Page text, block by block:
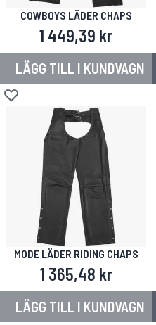
COWBOYS LÄDER CHAPS
1 449,39 kr
LÄGG TILL I KUNDVAGN
Lägg till i önskelista
MODE LÄDER RIDING CHAPS
1 365,48 kr
LÄGG TILL I KUNDVAGN